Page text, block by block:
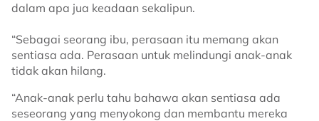
dalam apa jua keadaan sekalipun.
“Sebagai seorang ibu, perasaan itu memang akan
sentiasa ada. Perasaan untuk melindungi anak-anak
tidak akan hilang.
“Anak-anak perlu tahu bahawa akan sentiasa ada
seseorang yang menyokong dan membantu mereka